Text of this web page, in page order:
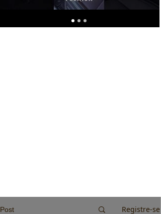
Post Registre-se